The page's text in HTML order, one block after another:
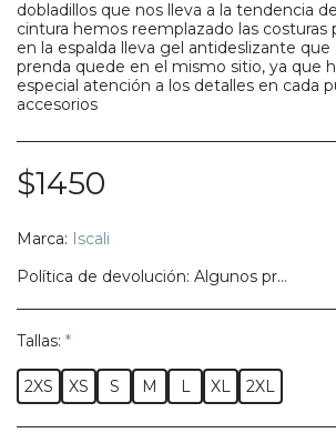
dobladillos que nos lleva a la tendencia
cintura hemos reemplazado las costuras
en la espalda lleva gel antideslizante que
prenda quede en el mismo sitio, ya que
especial atención a los detalles en cada
accesorios
$1450
Marca: Iscali
Política de devolución: Algunos productos no califican para ser regresados, te pedimos confirmes bien tu talla, modelo o estilo.
Tallas: *
2XS XS S M L XL 2XL